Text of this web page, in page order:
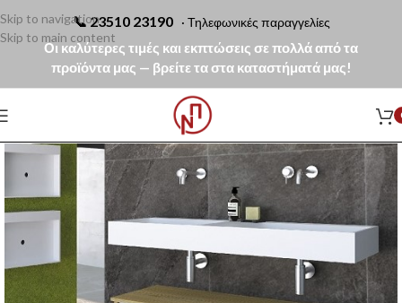
📞23510 23190 · Τηλεφωνικές παραγγελίες
Οι καλύτερες τιμές και εκπτώσεις σε πολλά από τα
προϊόντα μας — βρείτε τα στα καταστήματά μας!
Skip to navigation
Skip to main content